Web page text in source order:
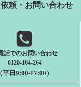
頼・お問い合わせ
話でのお問い合わせ
0120-164-264
（平日9:00-17:00）